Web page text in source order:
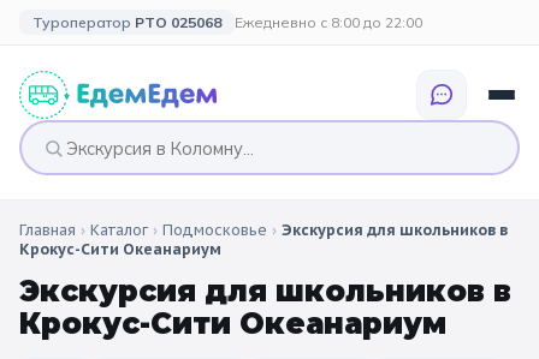
Туроператор РТО 025068 Ежедневно с 8:00 до 22:00
🎉 ПО ПРАЗДНИКАМ
Все праздники
🔔 1 сентября
🗓️ ПО КАНИКУЛАМ
🍂 Осенние
🗓️ ПО ДЛИТЕЛЬНОСТИ
Однодневные
2 дня / 1 ночь
🎉 СОБЫТИЙНЫЕ
каникулы
Главная › Каталог › Подмосковье › Экскурсия для школьников в
Крокус-Сити Океанариум
Экскурсия для школьников в
Крокус-Сити Океанариум